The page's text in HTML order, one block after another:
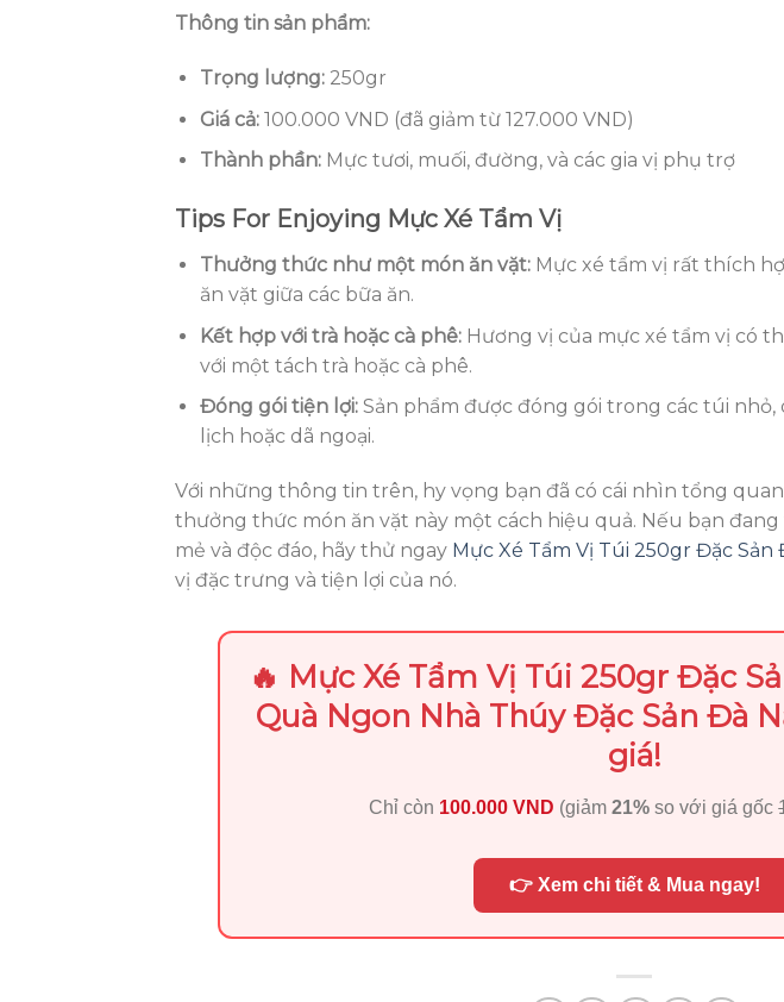
Thông tin sản phẩm:
Trọng lượng:250gr
Giá cả:100.000 VND (đã giảm từ 127.000 VND)
Thành phần:Mực tươi, muối, đường, và các gia vị phụ trợ
Tips For Enjoying Mực Xé Tẩm Vị
Thưởng thức như một món ăn vặt:Mực xé tẩm vị rất thích
ăn vặt giữa các bữa ăn.
Kết hợp với trà hoặc cà phê:Hương vị của mực xé tẩm vị có
với một tách trà hoặc cà phê.
Đóng gói tiện lợi:Sản phẩm được đóng gói trong các túi
lịch hoặc dã ngoại.
Với những thông tin trên, hy vọng bạn đã có cái nhìn tổng
thưởng thức món ăn vặt này một cách hiệu quả. Nếu bạn
mẻ và độc đáo, hãy thử ngay Mực Xé Tẩm Vị Túi 250gr Đặc Sản
vị đặc trưng và tiện lợi của nó.
🔥 Mực Xé Tẩm Vị Túi 250gr Đặc
Quà Ngon Nhà Thúy Đặc Sản Đà
giá!
Chỉ còn 100.000 VND (giảm21% so với giá gốc
👉 Xem chi tiết & Mua ngay!